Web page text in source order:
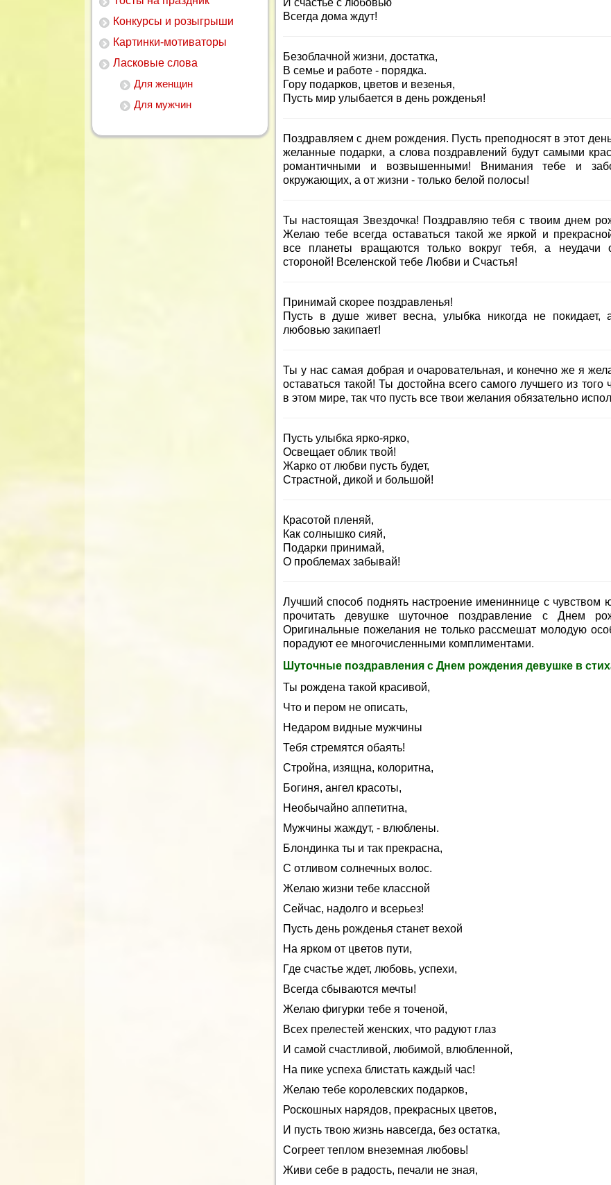
Конкурсы и розыгрыши
Картинки-мотиваторы
Ласковые слова
Для женщин
Для мужчин
И счастье с любовью
Всегда дома ждут!
Безоблачной жизни, достатка,
В семье и работе - порядка.
Гору подарков, цветов и везенья,
Пусть мир улыбается в день рожденья!
Поздравляем с днем рождения. Пусть преподносят в этот
желанные подарки, а слова поздравлений будут самыми
романтичными и возвышенными! Внимания тебе и
окружающих, а от жизни - только белой полосы!
Ты настоящая Звездочка! Поздравляю тебя с твоим днем
Желаю тебе всегда оставаться такой же яркой и
все планеты вращаются только вокруг тебя, а неудачи
стороной! Вселенской тебе Любви и Счастья!
Принимай скорее поздравленья!
Пусть в душе живет весна, улыбка никогда не покидает,
любовью закипает!
Ты у нас самая добрая и очаровательная, и конечно же я
оставаться такой! Ты достойна всего самого лучшего из того
в этом мире, так что пусть все твои желания обязательно
Пусть улыбка ярко-ярко,
Освещает облик твой!
Жарко от любви пусть будет,
Страстной, дикой и большой!
Красотой пленяй,
Как солнышко сияй,
Подарки принимай,
О проблемах забывай!
Лучший способ поднять настроение имениннице с чувством
прочитать девушке шуточное поздравление с Днем
Оригинальные пожелания не только рассмешат молодую
порадуют ее многочисленными комплиментами.
Шуточные поздравления с Днем рождения девушке в
Ты рождена такой красивой,
Что и пером не описать,
Недаром видные мужчины
Тебя стремятся обаять!
Стройна, изящна, колоритна,
Богиня, ангел красоты,
Необычайно аппетитна,
Мужчины жаждут, - влюблены.
Блондинка ты и так прекрасна,
С отливом солнечных волос.
Желаю жизни тебе классной
Сейчас, надолго и всерьез!
Пусть день рожденья станет вехой
На ярком от цветов пути,
Где счастье ждет, любовь, успехи,
Всегда сбываются мечты!
Желаю фигурки тебе я точеной,
Всех прелестей женских, что радуют глаз
И самой счастливой, любимой, влюбленной,
На пике успеха блистать каждый час!
Желаю тебе королевских подарков,
Роскошных нарядов, прекрасных цветов,
И пусть твою жизнь навсегда, без остатка,
Согреет теплом внеземная любовь!
Живи себе в радость, печали не зная,